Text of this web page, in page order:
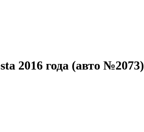
2016 года (авто №2073)